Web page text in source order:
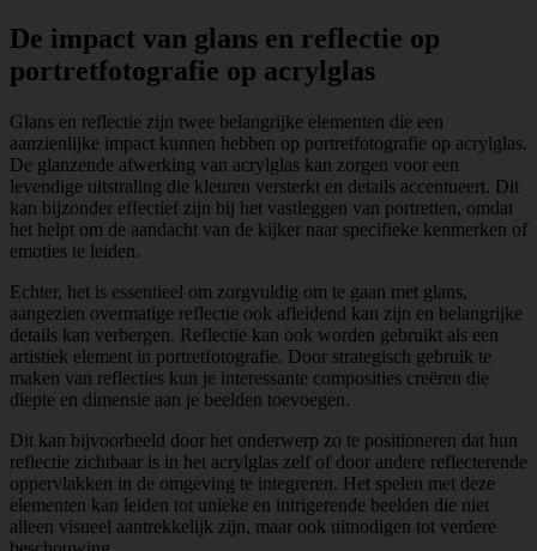
De impact van glans en reflectie op
portretfotografie op acrylglas
Glans en reflectie zijn twee belangrijke elementen die een
aanzienlijke impact kunnen hebben op portretfotografie op acrylglas.
De glanzende afwerking van acrylglas kan zorgen voor een
levendige uitstraling die kleuren versterkt en details accentueert. Dit
kan bijzonder effectief zijn bij het vastleggen van portretten, omdat
het helpt om de aandacht van de kijker naar specifieke kenmerken of
emoties te leiden.
Echter, het is essentieel om zorgvuldig om te gaan met glans,
aangezien overmatige reflectie ook afleidend kan zijn en belangrijke
details kan verbergen. Reflectie kan ook worden gebruikt als een
artistiek element in portretfotografie. Door strategisch gebruik te
maken van reflecties kun je interessante composities creëren die
diepte en dimensie aan je beelden toevoegen.
Dit kan bijvoorbeeld door het onderwerp zo te positioneren dat hun
reflectie zichtbaar is in het acrylglas zelf of door andere reflecterende
oppervlakken in de omgeving te integreren. Het spelen met deze
elementen kan leiden tot unieke en intrigerende beelden die niet
alleen visueel aantrekkelijk zijn, maar ook uitnodigen tot verdere